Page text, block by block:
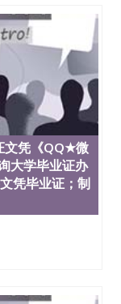
文凭《QQ★微
大学毕业证办
凭毕业证；制